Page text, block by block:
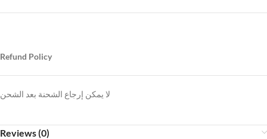
Refund Policy
لا يمكن إرجاع الشحنة بعد الشحن
Reviews (0)